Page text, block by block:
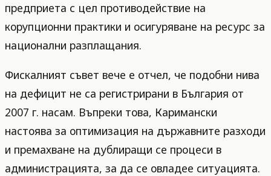
предприета с цел противодействие на
корупционни практики и осигуряване на ресурс за
национални разплащания.
Фискалният съвет вече е отчел, че подобни нива
на дефицит не са регистрирани в България от
2007 г. насам. Въпреки това, Каримански
настоява за оптимизация на държавните разходи
и премахване на дублиращи се процеси в
администрацията, за да се овладее ситуацията.